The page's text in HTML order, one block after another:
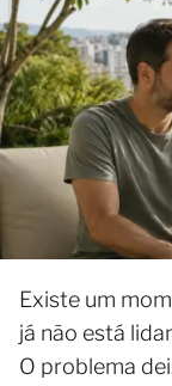
Existe um
já não está
O problema